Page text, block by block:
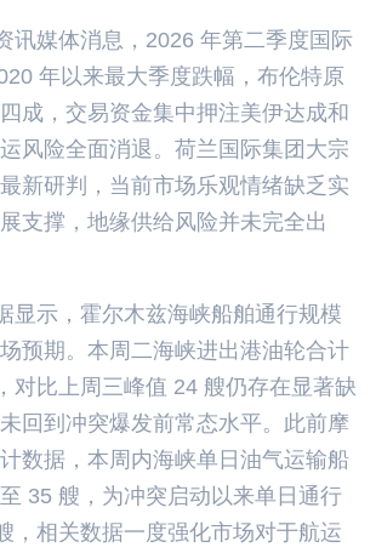
讯媒体消息，2026 年第二季度国际
年以来最大季度跌幅，布伦特原
成，交易资金集中押注美伊达成和
风险全面消退。荷兰国际集团大宗
新研判，当前市场乐观情绪缺乏实
支撑，地缘供给风险并未完全出
显示，霍尔木兹海峡船舶通行规模
预期。本周二海峡进出港油轮合计
对比上周三峰值 24 艘仍存在显著缺
回到冲突爆发前常态水平。此前摩
数据，本周内海峡单日油气运输船
35 艘，为冲突启动以来单日通行
，相关数据一度强化市场对于航运